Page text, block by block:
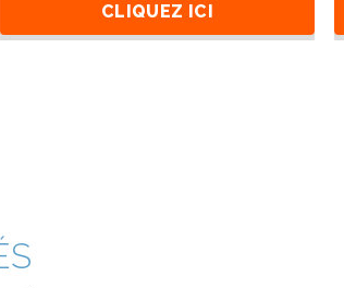
CLIQUEZ ICI